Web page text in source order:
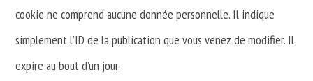
cookie ne comprend aucune donnée personnelle. Il indique
simplement l’ID de la publication que vous venez de modifier. Il
expire au bout d’un jour.